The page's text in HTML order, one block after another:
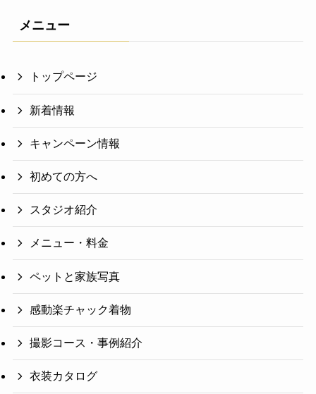
メニュー
トップページ
新着情報
キャンペーン情報
初めての方へ
スタジオ紹介
メニュー・料金
ペットと家族写真
感動楽チャック着物
撮影コース・事例紹介
衣装カタログ